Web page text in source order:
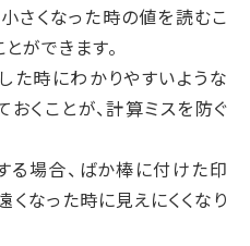
さくなった時の値を読むこ
ができます。
た時にわかりやすいような
くことが、計算ミスを防ぐ
る場合、ばか棒に付けた印
なった時に見えにくくなり